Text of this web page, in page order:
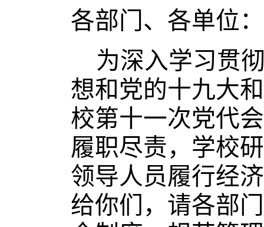
各部门、各单位：
为深入学习贯
想和党的十九大
校第十一次党代
履职尽责，学校
领导人员履行经
给你们，请各部